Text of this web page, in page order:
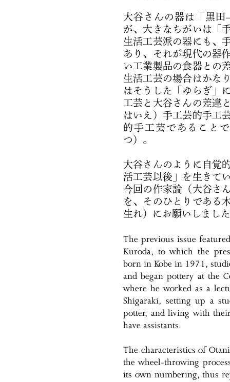
大谷さんの器は「黒
が、大きなちがいは「
生活工芸派の器にも、
あり、それが現代の器
い工業製品の食器との
生活工芸の場合はかな
はそうした「ゆらぎ」
工芸と大谷さんの差違
はいえ）手工芸的手工
的手工芸であること
つ）。
大谷さんのように自覚
活工芸以後」を生きて
今回の作家論（大谷さ
を、そのひとりである
生れ）にお願いしまし
The previous issue
Kuroda, to which the
born in Kobe in 1971,
and began pottery at the
where he worked as a
Shigaraki, setting up a
potter, and living with
have assistants.
The characteristics of
the wheel-throwing
its own numbering, thus